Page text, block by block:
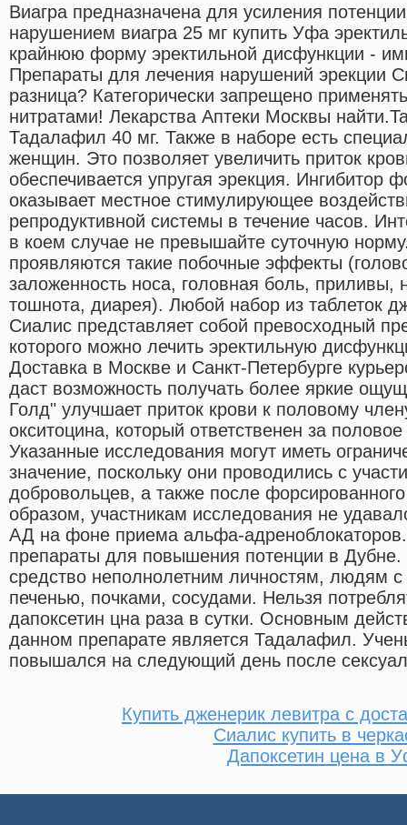
Виагра предназначена для усиления
нарушением виагра 25 мг купить Уфа
крайнюю форму эректильной дисфункции -
Препараты для лечения нарушений эрекции
разница? Категорически запрещено
нитратами! Лекарства Аптеки Москвы
Тадалафил 40 мг. Также в наборе есть
женщин. Это позволяет увеличить приток
обеспечивается упругая эрекция. Ингибитор
оказывает местное стимулирующее
репродуктивной системы в течение часов.
в коем случае не превышайте суточную
проявляются такие побочные эффекты
заложенность носа, головная боль, приливы,
тошнота, диарея). Любой набор из таблеток
Сиалис представляет собой превосходный
которого можно лечить эректильную
Доставка в Москве и Санкт-Петербурге
даст возможность получать более яркие
Голд" улучшает приток крови к половому
окситоцина, который ответственен за
Указанные исследования могут иметь
значение, поскольку они проводились с
добровольцев, а также после
образом, участникам исследования не
АД на фоне приема альфа-
препараты для повышения потенции в Дубне.
средство неполнолетним личностям, людям
печенью, почками, сосудами. Нельзя
дапоксетин цна раза в сутки. Основным
данном препарате является Тадалафил.
повышался на следующий день после
Купить дженерик левитра с
Сиалис купить в
Дапоксетин цена в